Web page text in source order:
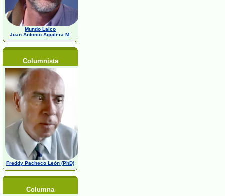
Mundo Laico
Juan Antonio Aguilera M,
Columnista
Freddy Pacheco León (PhD)
Columna